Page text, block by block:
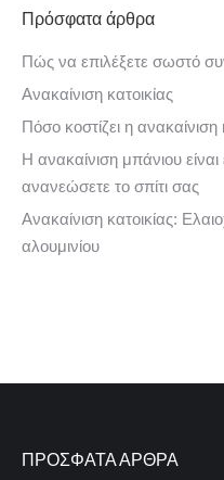
Πρόσφατα άρθρα
Πώς να επιλέξετε σωστό
Ανακαίνιση κατοικίας
Πόσο κοστίζει η ανακαίνιση
Η ανακαίνιση μπάνιου
ανανεώσετε το σπίτι σας
Ανακαίνιση κατοικίας:
αλουμινίου
ΠΡΟΣΦΑΤΑ ΑΡΘΡΑ